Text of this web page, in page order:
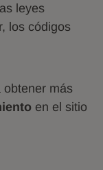
leyes
los códigos
obtener más
en el sitio